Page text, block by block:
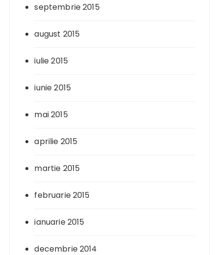
septembrie 2015
august 2015
iulie 2015
iunie 2015
mai 2015
aprilie 2015
martie 2015
februarie 2015
ianuarie 2015
decembrie 2014